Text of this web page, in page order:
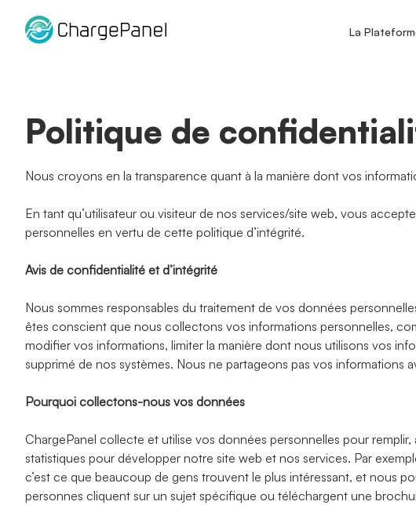
contenu
La
Politique de
Nous croyons en la transparence quant à la manière dont vos
En tant qu’utilisateur ou visiteur de nos services/site web, vous
personnelles en vertu de cette politique d’intégrité.
Avis de confidentialité et d’intégrité
Nous sommes responsables du traitement de vos données
êtes conscient que nous collectons vos informations personnelles,
modifier vos informations, limiter la manière dont nous utilisons vos
supprimé de nos systèmes. Nous ne partageons pas vos informations
Pourquoi collectons-nous vos données
ChargePanel collecte et utilise vos données personnelles pour
statistiques pour développer notre site web et nos services. Par
c’est ce que beaucoup de gens trouvent le plus intéressant, et nous
personnes cliquent sur un sujet spécifique ou téléchargent une